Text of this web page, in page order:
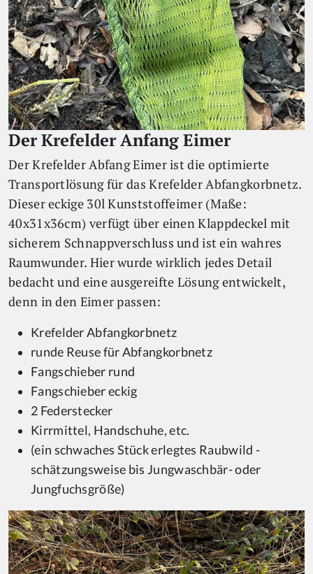
Der Krefelder Anfang Eimer
Der Krefelder Abfang Eimer ist die optimierte
Transportlösung für das Krefelder Abfangkorbnetz.
Dieser eckige 30l Kunststoffeimer (Maße:
40x31x36cm) verfügt über einen Klappdeckel mit
sicherem Schnappverschluss und ist ein wahres
Raumwunder. Hier wurde wirklich jedes Detail
bedacht und eine ausgereifte Lösung entwickelt,
denn in den Eimer passen:
Krefelder Abfangkorbnetz
runde Reuse für Abfangkorbnetz
Fangschieber rund
Fangschieber eckig
2 Federstecker
Kirrmittel, Handschuhe, etc.
(ein schwaches Stück erlegtes Raubwild -
schätzungsweise bis Jungwaschbär- oder
Jungfuchsgröße)